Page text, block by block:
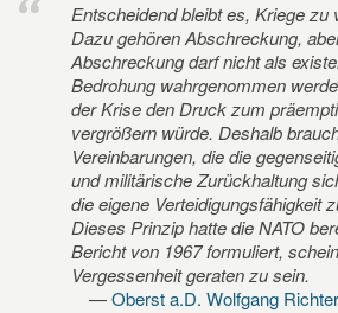
Entscheidend bleibt es, Kriege zu
Dazu gehören Abschreckung,
Abschreckung darf nicht als
Bedrohung wahrgenommen
der Krise den Druck zum
vergrößern würde. Deshalb
Vereinbarungen, die die
und militärische Zurückhaltung
die eigene Verteidigungsfähigkeit
Dieses Prinzip hatte die NATO
Bericht von 1967 formuliert,
Vergessenheit geraten zu sein.
Oberst a.D. Wolfgang